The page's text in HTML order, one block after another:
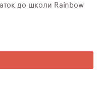
до школи Rainbow